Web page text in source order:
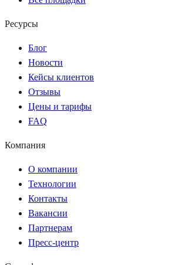
Ресурсы
Блог
Новости
Кейсы клиентов
Отзывы
Цены и тарифы
FAQ
Компания
О компании
Технологии
Контакты
Вакансии
Партнерам
Пресс-центр